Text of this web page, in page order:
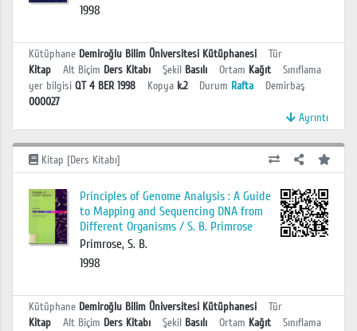
1998
Kütüphane Demiroğlu Bilim Üniversitesi Kütüphanesi
Tür
Kitap
Alt Biçim Ders Kitabı Şekil Basılı Ortam Kağıt
Sınıflama
yer bilgisi QT 4 BER 1998 Kopya k.2 Durum Rafta
Demirbaş
000027
Ayrıntı
Kitap [Ders Kitabı]
Principles of Genome Analysis : A Guide
to Mapping and Sequencing DNA from
Different Organisms / S. B. Primrose
Primrose, S. B.
1998
Kütüphane Demiroğlu Bilim Üniversitesi Kütüphanesi
Tür
Kitap
Alt Biçim Ders Kitabı Şekil Basılı Ortam Kağıt
Sınıflama